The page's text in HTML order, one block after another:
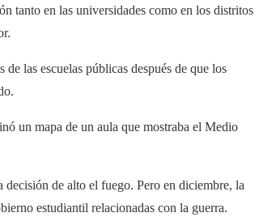
tanto en las universidades como en los distritos
de las escuelas públicas después de que los
un mapa de un aula que mostraba el Medio
decisión de alto el fuego. Pero en diciembre, la
estudiantil relacionadas con la guerra.